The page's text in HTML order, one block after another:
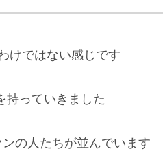
けではない感じです
持っていきました
の人たちが並んでいます